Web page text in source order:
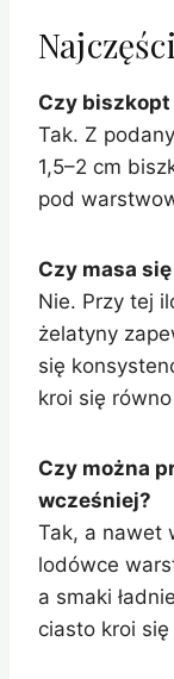
Czy
Tak. Z
1,5–2 cm
pod
Czy masa
Nie. Przy tej
żelatyny
się
kroi się
Czy można
wcześniej?
Tak, a nawet
lodówce
a smaki
ciasto kroi